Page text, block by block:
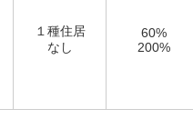
１種住居
なし
60%
200%